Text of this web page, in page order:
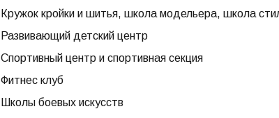
Кружок кройки и шитья, школа модельера, школа
Развивающий детский центр
Спортивный центр и спортивная секция
Фитнес клуб
Школы боевых искусств